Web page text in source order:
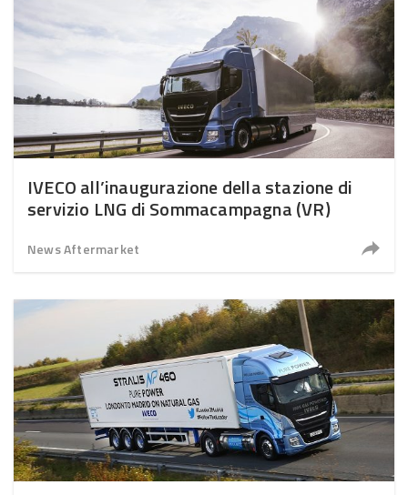
IVECO all’inaugurazione della stazione di
servizio LNG di Sommacampagna (VR)
News Aftermarket